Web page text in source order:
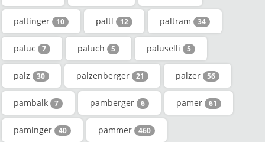
paltinger 10 paltl 12 paltram 34
paluc 7 paluch 5 paluselli 5
palz 30 palzenberger 21 palzer 56
pambalk 7 pamberger 6 pamer 61
paminger 40 pammer 460